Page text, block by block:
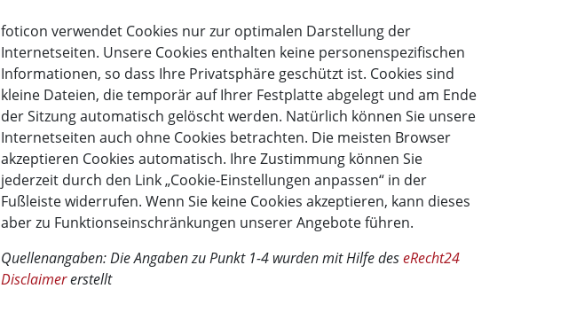
foticon verwendet Cookies nur zur optimalen Darstellung der
Internetseiten. Unsere Cookies enthalten keine personenspezifischen
Informationen, so dass Ihre Privatsphäre geschützt ist. Cookies sind
kleine Dateien, die temporär auf Ihrer Festplatte abgelegt und am Ende
der Sitzung automatisch gelöscht werden. Natürlich können Sie unsere
Internetseiten auch ohne Cookies betrachten. Die meisten Browser
akzeptieren Cookies automatisch. Ihre Zustimmung können Sie
jederzeit durch den Link „Cookie-Einstellungen anpassen“ in der
Fußleiste widerrufen. Wenn Sie keine Cookies akzeptieren, kann dieses
aber zu Funktionseinschränkungen unserer Angebote führen.
Quellenangaben: Die Angaben zu Punkt 1-4 wurden mit Hilfe deseRecht24
Disclaimererstellt